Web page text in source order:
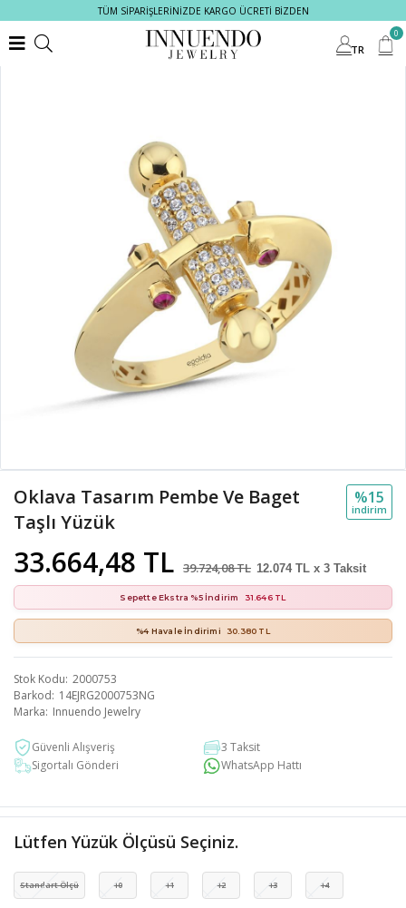
TÜM SİPARİŞLERİNİZDE KARGO ÜCRETİ BİZDEN
TR
0
Oklava Tasarım Pembe Ve Baget
Taşlı Yüzük
33.664,48 TL 39.724,08 TL
%15
i̇ndi̇ri̇m
12.074 TL x 3 Taksit
Sepette Ekstra %5 İndirim 31.646 TL
%4 Havale İndirimi 30.380 TL
Stok Kodu 2000753
Barkod 14EJRG2000753NG
Marka Innuendo Jewelry
Güvenli Alışveriş
3 Taksit
Sigortalı Gönderi
WhatsApp Hattı
Lütfen Yüzük Ölçüsü Seçiniz.
Standart Ölçü 10 11 12 13 14